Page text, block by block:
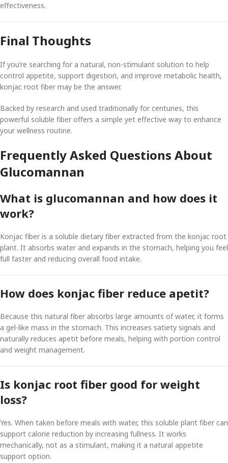
effectiveness.
Final Thoughts
If you’re searching for a natural, non-stimulant solution to help
control appetite, support digestion, and improve metabolic health,
konjac root fiber may be the answer.
Backed by research and used traditionally for centuries, this
powerful soluble fiber offers a simple yet effective way to enhance
your wellness routine.
Frequently Asked Questions About
Glucomannan
What is glucomannan and how does it
work?
Konjac fiber is a soluble dietary fiber extracted from the konjac root
plant. It absorbs water and expands in the stomach, helping you feel
full faster and reducing overall food intake.
How does konjac fiber reduce apetit?
Because this natural fiber absorbs large amounts of water, it forms
a gel-like mass in the stomach. This increases satiety signals and
naturally reduces apetit before meals, helping with portion control
and weight management.
Is konjac root fiber good for weight
loss?
Yes. When taken before meals with water, this soluble plant fiber can
support calorie reduction by increasing fullness. It works
mechanically, not as a stimulant, making it a natural appetite
support option.